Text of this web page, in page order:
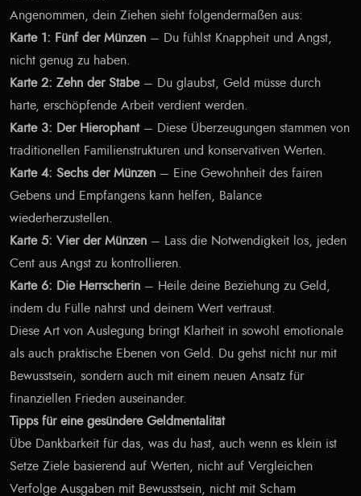
Angenommen, dein Ziehen sieht folgendermaßen aus:
Karte 1: Fünf der Münzen – Du fühlst Knappheit und Angst,
nicht genug zu haben.
Karte 2: Zehn der Stäbe– Du glaubst, Geld müsse durch
harte, erschöpfende Arbeit verdient werden.
Karte 3: Der Hierophant– Diese Überzeugungen stammen von
traditionellen Familienstrukturen und konservativen Werten.
Karte 4: Sechs der Münzen – Eine Gewohnheit des fairen
Gebens und Empfangens kann helfen, Balance
wiederherzustellen.
Karte 5: Vier der Münzen – Lass die Notwendigkeit los, jeden
Cent aus Angst zu kontrollieren.
Karte 6: Die Herrscherin – Heile deine Beziehung zu Geld,
indem du Fülle nährst und deinem Wert vertraust.
Diese Art von Auslegung bringt Klarheit in sowohl emotionale
als auch praktische Ebenen von Geld. Du gehst nicht nur mit
Bewusstsein, sondern auch mit einem neuen Ansatz für
finanziellen Frieden auseinander.
Tipps für eine gesündere Geldmentalität
Übe Dankbarkeit für das, was du hast, auch wenn es klein ist
Setze Ziele basierend auf Werten, nicht auf Vergleichen
Verfolge Ausgaben mit Bewusstsein, nicht mit Scham